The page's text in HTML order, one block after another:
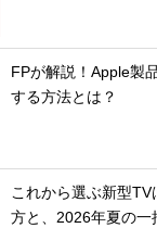
FPが解説！Apple製
する方法とは？
これから選ぶ新型
方と、2026年夏の一